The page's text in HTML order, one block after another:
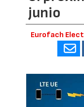
junio
Eurofach